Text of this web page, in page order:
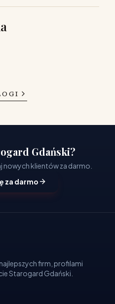
Gdański?
nowych klientów za darmo.
za darmo
firm, profilami
Starogard Gdański.